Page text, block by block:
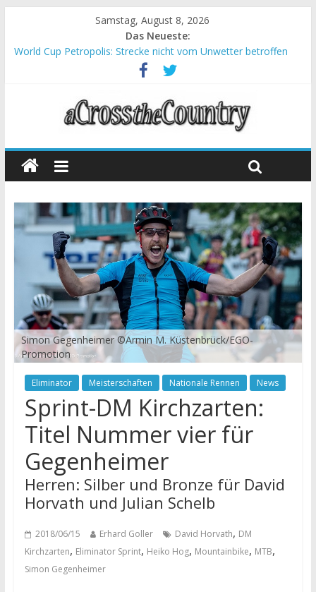
Samstag, August 8, 2026
Das Neueste:
World Cup Petropolis: Strecke nicht vom Unwetter betroffen
Krumbach und Obergessertshausen: Mountainbike-Bundesliga
Supercup Massi Banyoles: Siege für Carod und Richards
Halbzeit beim Andalucia Bike Race: Weltmeister Seewald führt
Chelva: Schweizer Doppelsieg beim ersten XCO-Rennen der
Simon Gegenheimer ©Armin M. Küstenbrück/EGO-
Promotion
Eliminator Meisterschaften Nationale Rennen News
Sprint-DM Kirchzarten:
Titel Nummer vier für
Gegenheimer
Herren: Silber und Bronze für David
Horvath und Julian Schelb
2018/06/15 Erhard Goller David Horvath, DM
Kirchzarten, Eliminator Sprint, Heiko Hog, Mountainbike, MTB,
Simon Gegenheimer